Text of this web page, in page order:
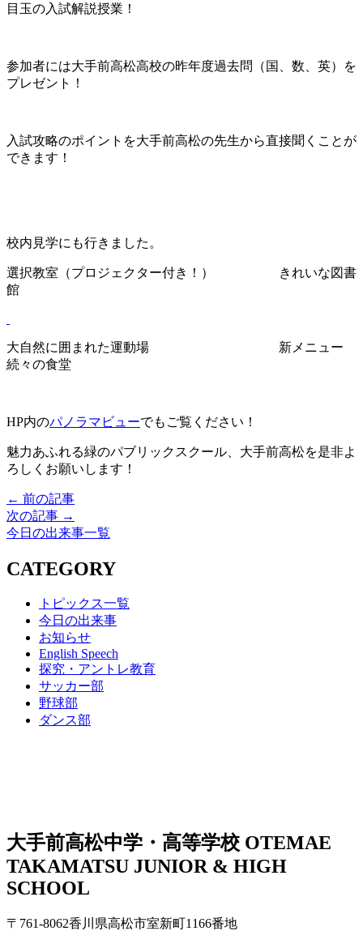
目玉の入試解説授業！
参加者には大手前高松高校の昨年度過去問（国、数、英）を
プレゼント！
入試攻略のポイントを大手前高松の先生から直接聞くことが
できます！
校内見学にも行きました。
選択教室（プロジェクター付き！） きれいな図書
館
大自然に囲まれた運動場 新メニュー
続々の食堂
HP内のパノラマビューでもご覧ください！
魅力あふれる緑のパブリックスクール、大手前高松を是非よ
ろしくお願いします！
← 前の記事
次の記事 →
今日の出来事一覧
CATEGORY
トピックス一覧
今日の出来事
お知らせ
English Speech
探究・アントレ教育
サッカー部
野球部
ダンス部
大手前高松中学・高等学校 OTEMAE
TAKAMATSU JUNIOR & HIGH
SCHOOL
〒761-8062香川県高松市室新町1166番地